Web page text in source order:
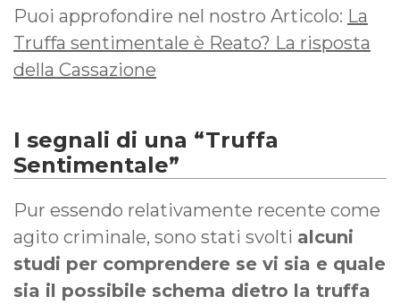
Puoi approfondire nel nostro Articolo: La
Truffa sentimentale è Reato? La risposta
della Cassazione
I segnali di una “Truffa
Sentimentale”
Pur essendo relativamente recente come
agito criminale, sono stati svolti alcuni
studi per comprendere se vi sia e quale
sia il possibile schema dietro la truffa